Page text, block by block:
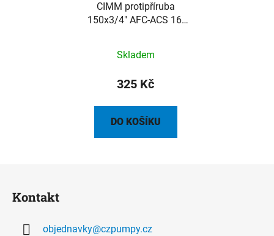
CIMM protipříruba
150x3/4" AFC-ACS 16-
Skladem
325 Kč
DO KOŠÍKU
Kontakt
objednavky@czpumpy.cz